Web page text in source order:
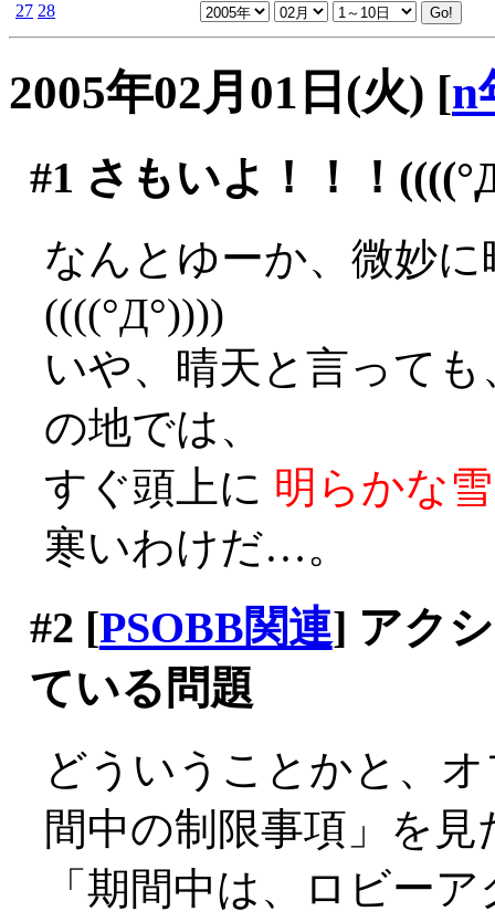
27 28
2005年02月01日(火) [n
#1 さもいよ！！！
なんとゆーか、微妙
((((°Д°))))
いや、晴天と言って
の地では、
すぐ頭上に 明らかな
寒いわけだ…。
#2 [PSOBB関連] アク
ている問題
どういうことかと、
間中の制限事項」を見
「期間中は、ロビー